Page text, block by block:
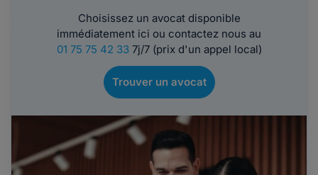
Choisissez un avocat disponible
immédiatement ici ou contactez nous au
01 75 75 42 337j/7 (prix d'un appel local)
Trouver un avocat